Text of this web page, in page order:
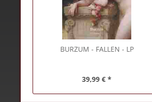
BURZUM - FALLEN - LP
39,99 € *